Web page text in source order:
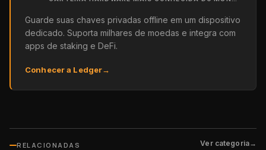
Guarde suas chaves privadas offline em um dispositivo
dedicado. Suporta milhares de moedas e integra com
apps de staking e DeFi.
Conhecer a Ledger→
RELACIONADAS Ver categoria→